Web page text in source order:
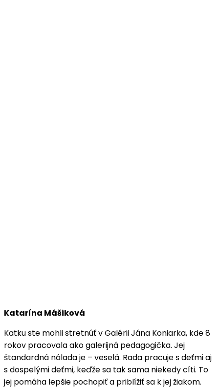
Katarína Mášiková
Katku ste mohli stretnúť v Galérii Jána Koniarka, kde 8
rokov pracovala ako galerijná pedagogička. Jej
štandardná nálada je – veselá. Rada pracuje s deťmi aj
s dospelými deťmi, keďže sa tak sama niekedy cíti. To
jej pomáha lepšie pochopiť a priblížiť sa k jej žiakom.